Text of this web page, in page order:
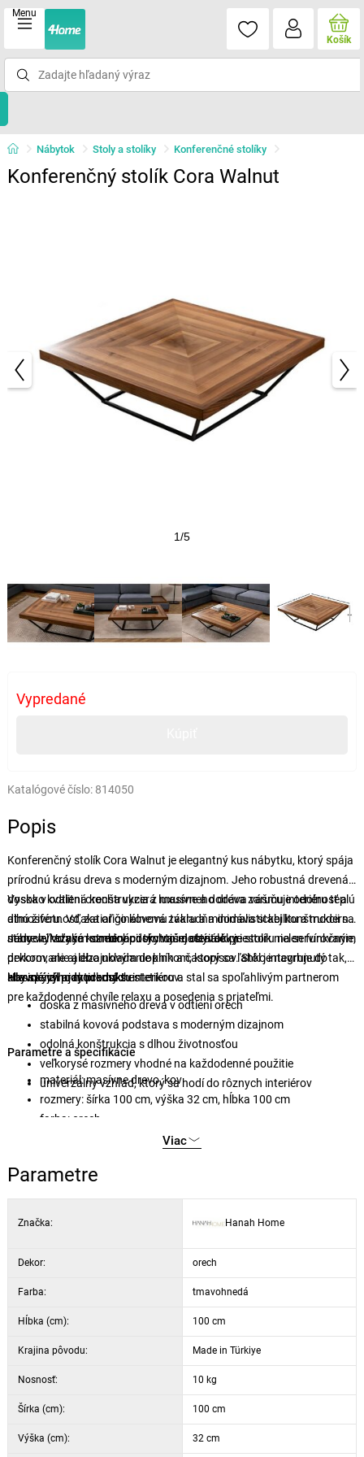
Menu
Košík
Nábytok Stoly a stolíky Konferenčné stolíky
Konferenčný stolík Cora Walnut
1/5
Vypredané
Katalógové číslo: 814050
Popis
Konferenčný stolík Cora Walnut je elegantný kus nábytku, ktorý spája
prírodnú krásu dreva s moderným dizajnom. Jeho robustná drevená
doska v odtieni orecha vyzerá luxusne a dodáva vášmu interiéru teplú
atmosféru. Vďaka originálnemu tvaru a minimalistickej konštrukcii sa
stane výrazným stredobodom vašej obývačky.
Vysoko kvalitná konštrukcia z masívneho dreva zaručuje odolnosť a
dlhú životnosť, zatiaľ čo kovová základňa dodáva stabilitu a moderný
nádych. Vďaka kombinácii týchto materiálov je stolík nielen funkčným
prvkom, ale aj dizajnovým doplnkom, ktorý sa ľahko integruje do
klasických aj moderných interiérov.
Jeho veľkorysé rozmery poskytujú dostatok priestoru na servírovanie,
dekorovanie alebo ukladanie kníh a časopisov. Stôl je navrhnutý tak,
aby spájal praktickosť s estetikou a stal sa spoľahlivým partnerom
pre každodenné chvíle relaxu a posedenia s priateľmi.
Hlavné výhody produktu
doska z masívneho dreva v odtieni orech
stabilná kovová podstava s moderným dizajnom
odolná konštrukcia s dlhou životnosťou
veľkorysé rozmery vhodné na každodenné použitie
univerzálny vzhľad, ktorý sa hodí do rôznych interiérov
Parametre a špecifikácie
materiál: masívne drevo, kov
rozmery: šírka 100 cm, výška 32 cm, hĺbka 100 cm
farba: orech
Viac
Parametre
Značka: Hanah Home
Dekor: orech
Farba: tmavohnedá
Hĺbka (cm): 100 cm
Krajina pôvodu: Made in Türkiye
Nosnosť: 10 kg
Šírka (cm): 100 cm
Výška (cm): 32 cm